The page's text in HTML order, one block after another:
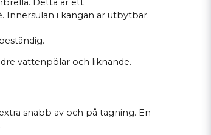
Detta är ett
Innersulan i kängan är utbytbar.
vattenpölar och liknande.
snabb av och på tagning. En